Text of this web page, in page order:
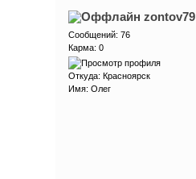
zontov79
Сообщений: 76
Карма: 0
Откуда: Красноярск
Имя: Олег